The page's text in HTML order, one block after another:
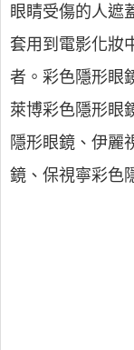
眼睛受傷的人遮
套用到電影化妝
者。彩色隱形眼
萊博彩色隱形眼
隱形眼鏡、伊麗
鏡、保視寧彩色